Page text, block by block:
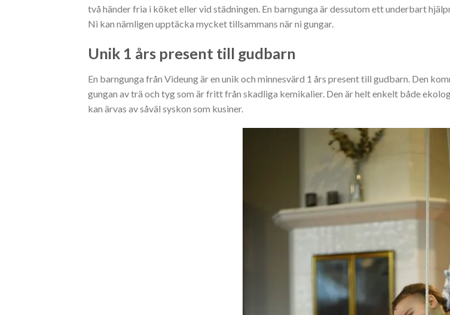
två händer fria i köket eller vid städningen. En barngunga är dessutom ett underbart
Ni kan nämligen upptäcka mycket tillsammans när ni gungar.
Unik 1 års present till gudbarn
En barngunga från Videung är en unik och minnesvärd 1 års present till gudbarn. Den
gungan av trä och tygsom är fritt från skadliga kemikalier. Den är helt enkelt både
kan ärvas av såväl syskon som kusiner.